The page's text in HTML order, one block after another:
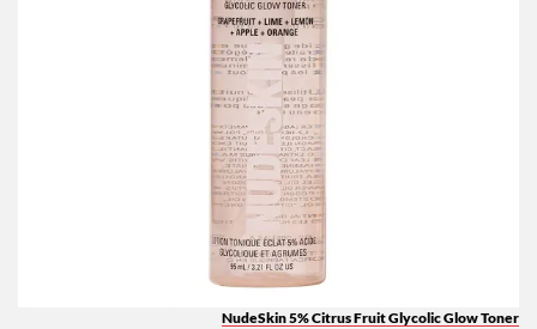
NudeSkin 5% Citrus Fruit Glycolic Glow Toner